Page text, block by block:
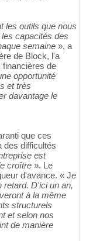
les outils que nous
capacités des
semaine », a
de Block, l'a
de
opportunité
et très
davantage le
que ces
des difficultés
est
croître ». Le
d'avance. « Je
retard. D'ici un an,
à la même
structurels
et selon nos
de manière